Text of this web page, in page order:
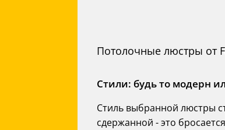
Потолочные люстры от
Стили: будь то модерн
Стиль выбранной люстры
сдержанной - это